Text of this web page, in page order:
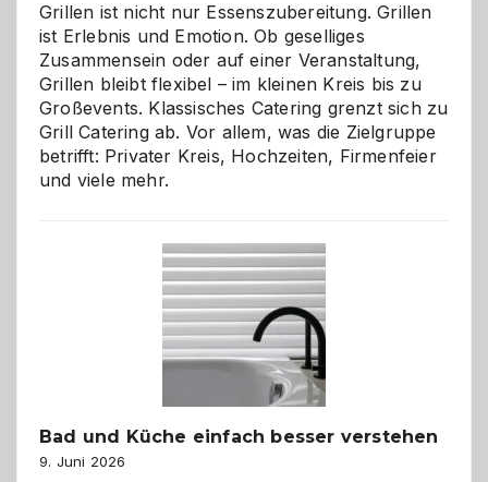
Grillen ist nicht nur Essenszubereitung. Grillen
ist Erlebnis und Emotion. Ob geselliges
Zusammensein oder auf einer Veranstaltung,
Grillen bleibt flexibel – im kleinen Kreis bis zu
Großevents. Klassisches Catering grenzt sich zu
Grill Catering ab. Vor allem, was die Zielgruppe
betrifft: Privater Kreis, Hochzeiten, Firmenfeier
und viele mehr.
Bad und Küche einfach besser verstehen
9. Juni 2026